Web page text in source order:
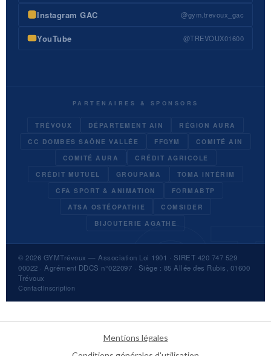
Instagram GAC @gym.trevoux_gac
YouTube @TREVOUX01600
PARTENAIRES & SPONSORS
TRÉVOUX DÉPARTEMENT AIN
RÉGION AURA
CC DOMBES SAÔNE VALLÉE
FFGYM
COMITÉ AIN
COMITÉ AURA
CRÉDIT AGRICOLE
CRÉDIT MUTUEL
GROUPAMA
TOMA INTÉRIM
CFA SPORT & ANIMATION
FORMABTP
ATSA OSTÉOPATHIE
COMSIDER
BIJOUTERIE AGATHE
© 2026 GYMTrévoux — Association Loi 1901 · SIRET 420 747 529
00022 · Agrément DDCS n°022097 · Siège : 85 Allée des Rubis, 01600
Trévoux
ContactInscription
Mentions légales